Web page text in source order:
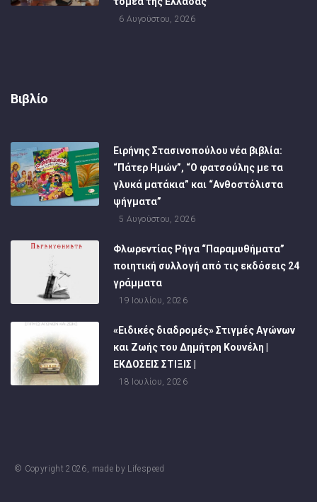
6 Αυγούστου, 2026
Βιβλίο
Ειρήνης Στασινοπούλου νέα βιβλία:
“Πάτερ Ημών”, “Ο φατσούλης με τα
γλυκά ματάκια” και “Ανθοστόλιστα
ψήγματα”
5 Αυγούστου, 2026
Φλωρεντίας Ρήγα “Παραμυθήματα”
ποιητική συλλογή από τις εκδόσεις 24
γράμματα
19 Ιουλίου, 2026
«Ειδικές διαδρομές» Στιγμές Αγώνων
και Ζωής του Δημήτρη Κουνέλη |
ΕΚΔΟΣΕΙΣ ΣΤΙΞΙΣ |
18 Ιουλίου, 2026
© Copyright2026, made by Lifespeed